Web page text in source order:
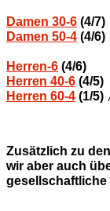
Damen 30-6 (4/7)
Damen 50-4 (4/6)
Herren-6 (4/6)
Herren 40-6 (4/5)
Herren 60-4 (1/5)
Zusätzlich zu
wir aber auch